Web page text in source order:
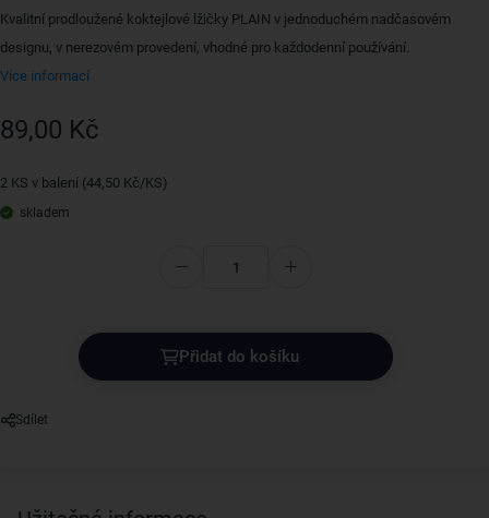
Kvalitní prodloužené koktejlové lžičky PLAIN v jednoduchém nadčasovém
designu, v nerezovém provedení, vhodné pro každodenní používání.
Více informací
89,00 Kč
2 KS v balení (44,50 Kč/KS)
skladem
Přidat do košíku
Sdílet